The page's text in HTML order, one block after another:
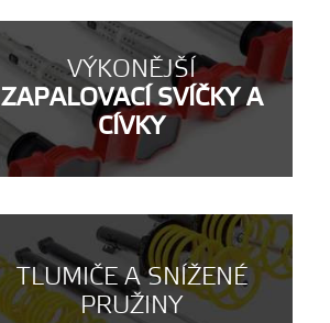
VÝKONĚJŠÍ
ZAPALOVACÍ SVÍČKY A
CÍVKY
TLUMIČE A SNÍŽENÉ
PRUŽINY